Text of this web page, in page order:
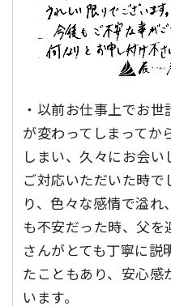
・以前お仕事上でお
が変わってしまってか
しまい、久々にお会い
ご対応いただいた時
り、色々な感情で溢れ
も不安だった時、父
さんがとても丁寧に説
たこともあり、安心感
います。